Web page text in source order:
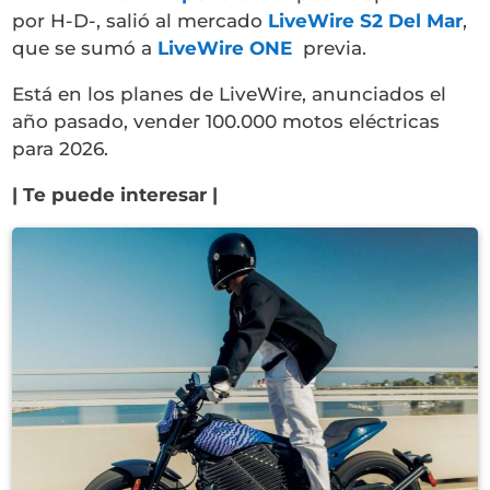
por H-D-, salió al mercado LiveWire S2 Del Mar,
que se sumó a LiveWire ONE previa.
Está en los planes de LiveWire, anunciados el
año pasado, vender 100.000 motos eléctricas
para 2026.
| Te puede interesar |